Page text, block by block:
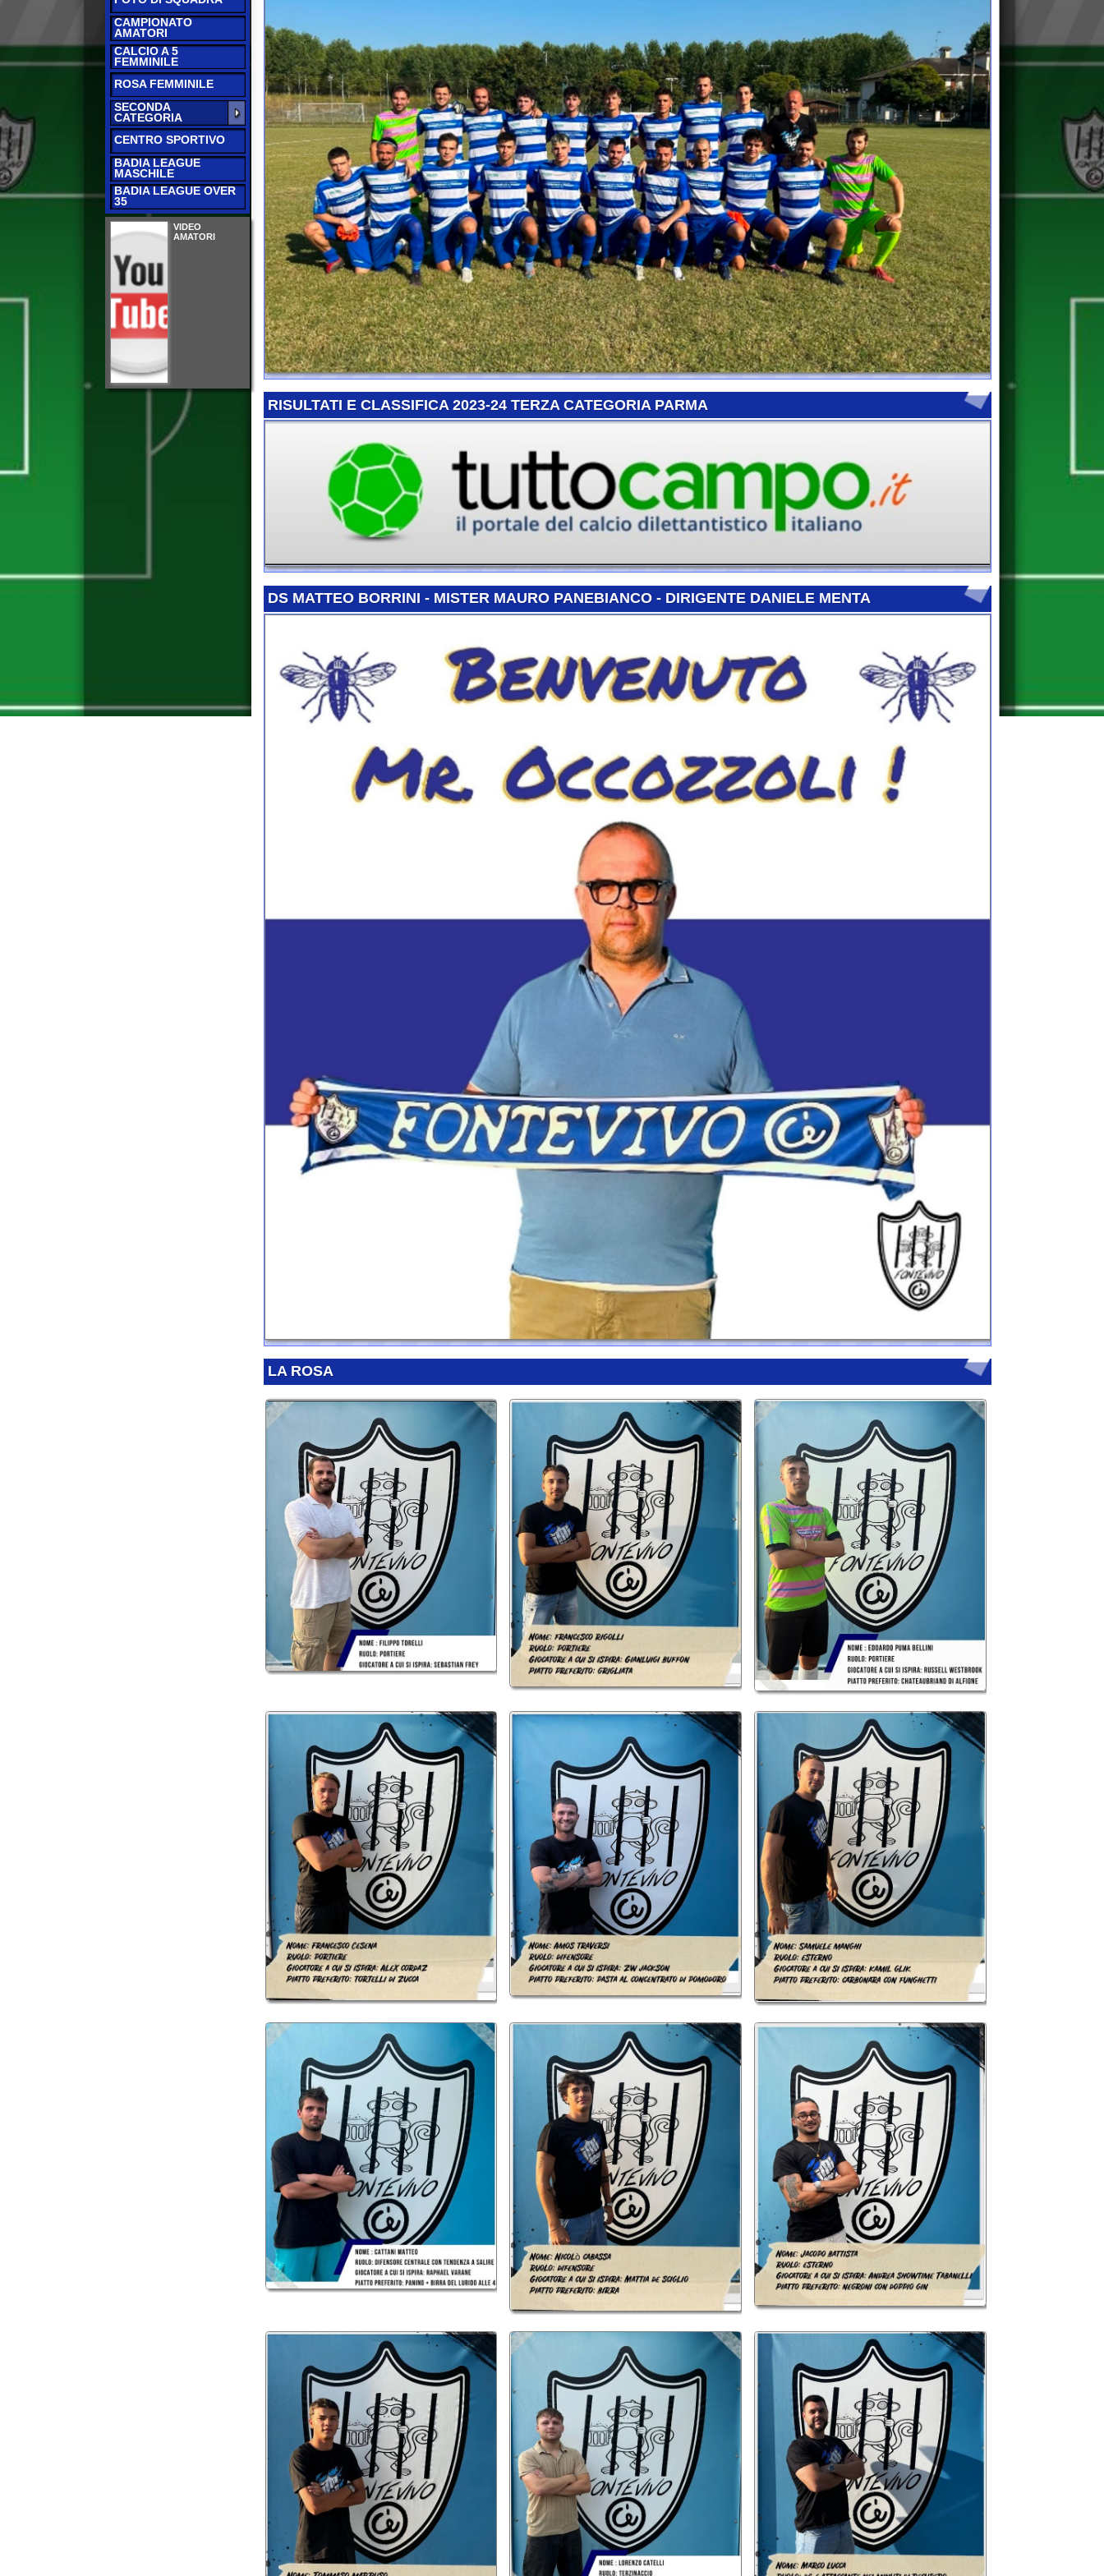
CALCIO A 5
FEMMINILE
ROSA FEMMINILE
SECONDA
CATEGORIA
CENTRO SPORTIVO
BADIA LEAGUE
MASCHILE
BADIA LEAGUE OVER
35
VIDEO
AMATORI
RISULTATI E CLASSIFICA 2023-24 TERZA CATEGORIA PARMA
DS MATTEO BORRINI - MISTER MAURO PANEBIANCO - DIRIGENTE DANIELE MENTA